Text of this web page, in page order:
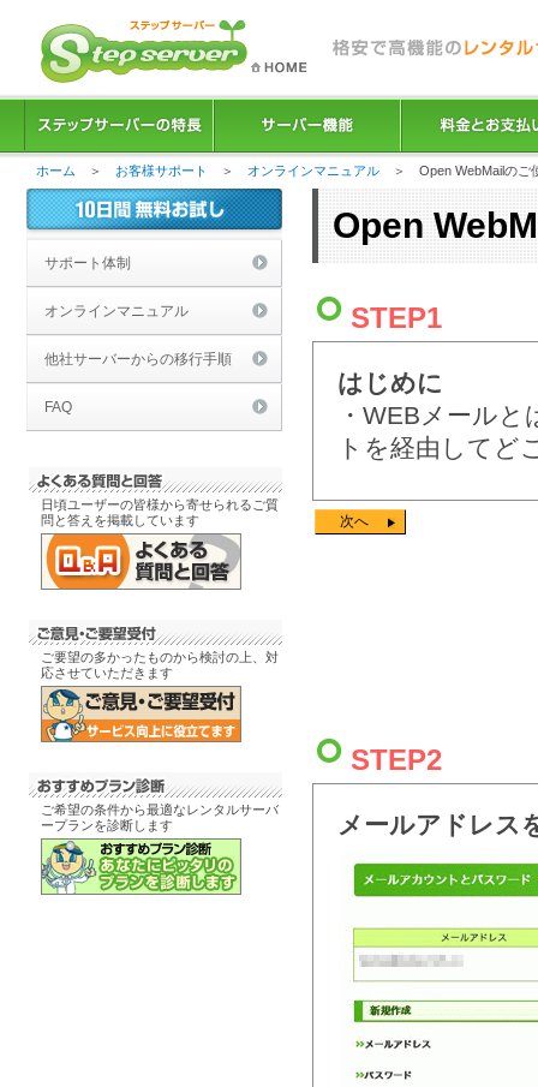
ホーム ＞ お客様サポート ＞ オンラインマニュアル ＞ Open WebMailのご
サポート体制
オンラインマニュアル
他社サーバーからの移行手順
FAQ
日頃ユーザーの皆様から寄せられるご質
問と答えを掲載しています
ご要望の多かったものから検討の上、対
応させていただきます
ご希望の条件から最適なレンタルサーバ
ープランを診断します
Open
STEP1
はじめに
・WEBメール
トを経由してど
次へ
STEP2
メールアドレス